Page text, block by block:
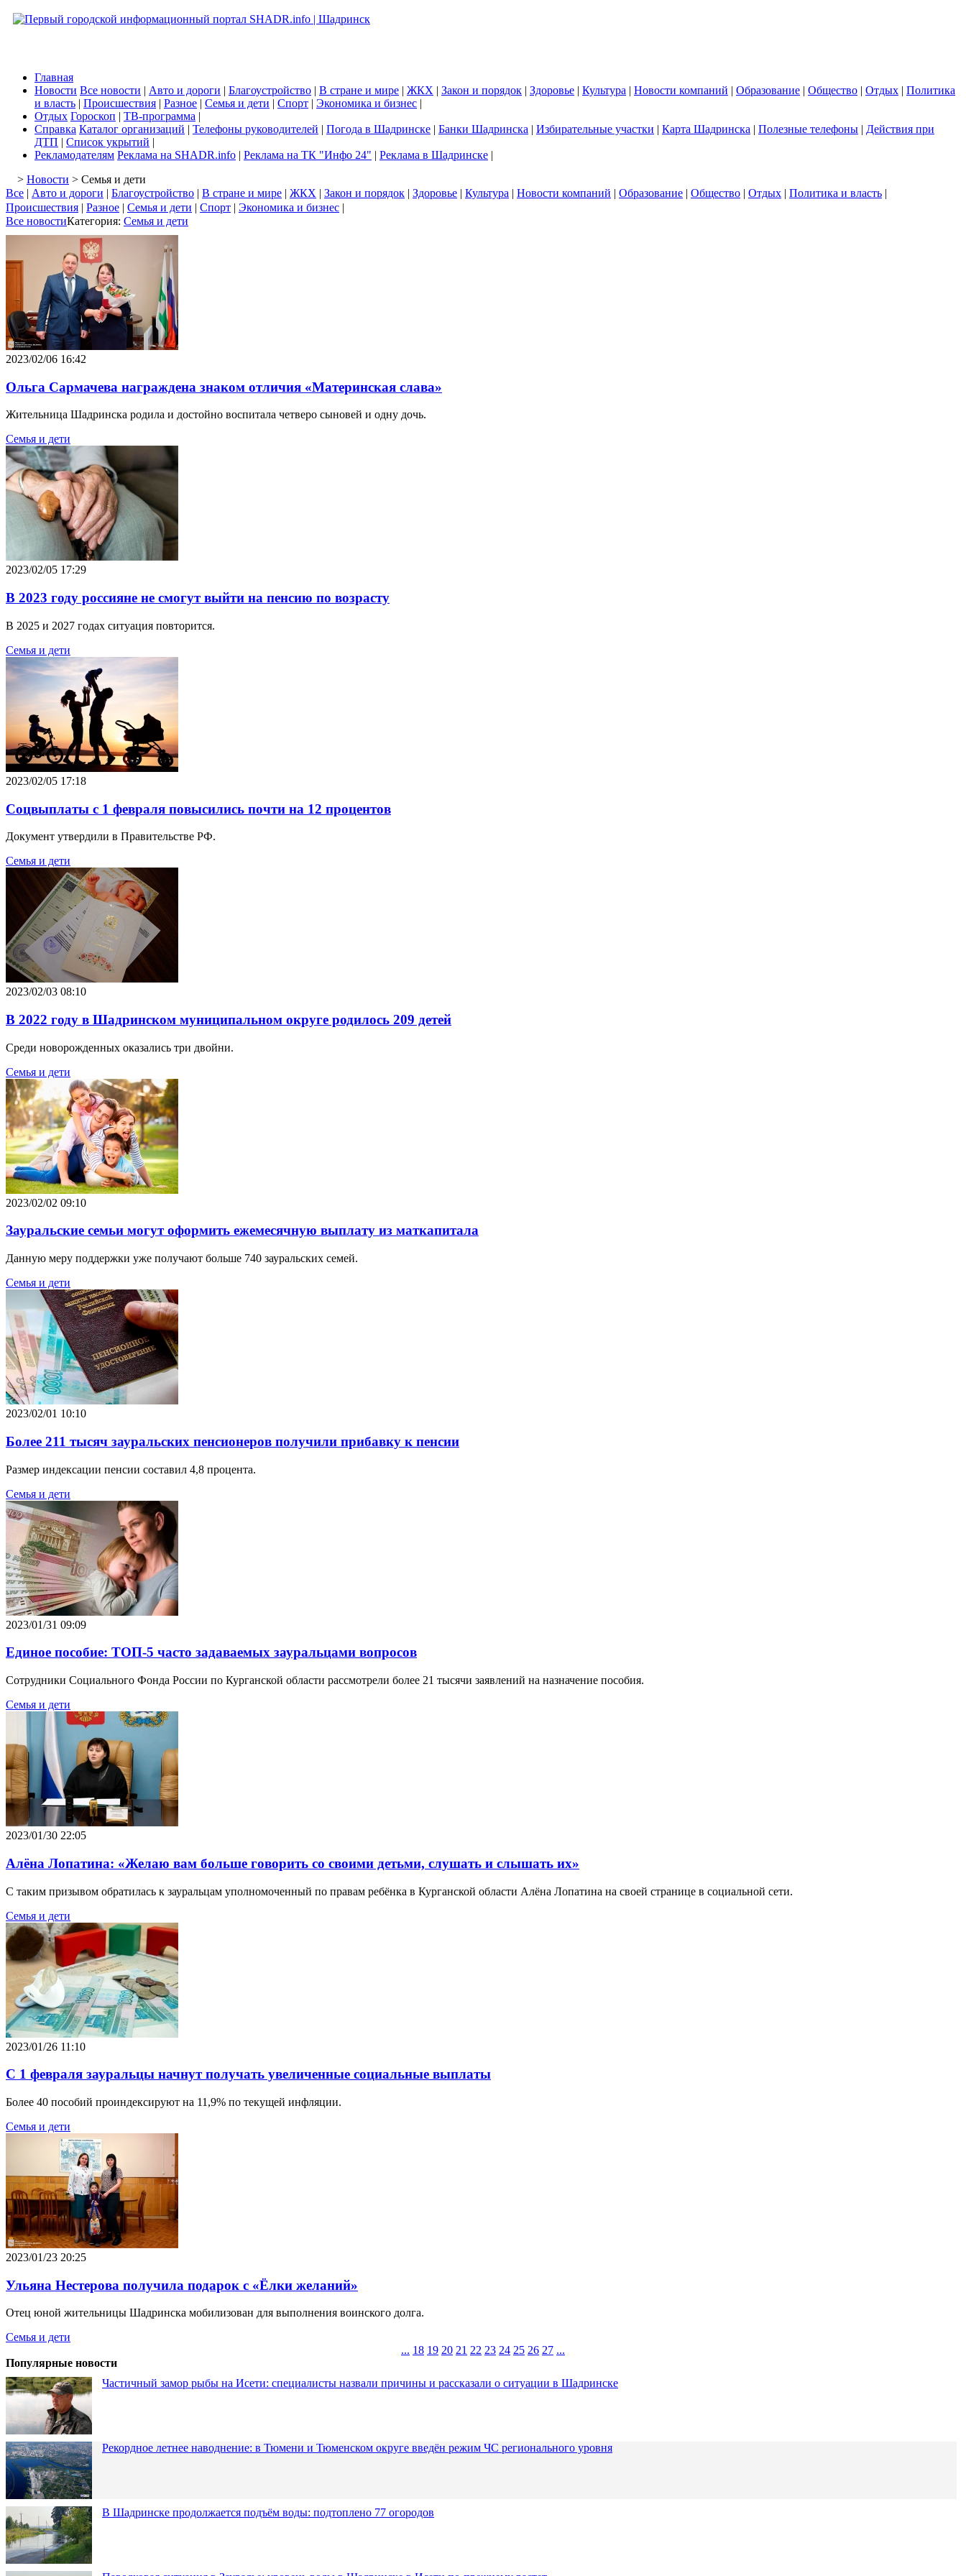
Главная
Новости Все новости | Авто и дороги | Благоустройство | В стране и мире | ЖКХ | Закон и порядок | Здоровье | Культура | Новости компаний | Образование | Общество | Отдых | Политика
и власть | Происшествия | Разное | Семья и дети | Спорт | Экономика и бизнес |
Отдых Гороскоп | ТВ-программа |
Справка Каталог организаций | Телефоны руководителей | Погода в Шадринске | Банки Шадринска | Избирательные участки | Карта Шадринска | Полезные телефоны | Действия при
ДТП | Список укрытий |
Рекламодателям Реклама на SHADR.info | Реклама на ТК "Инфо 24" | Реклама в Шадринске |
> Новости > Семья и дети
Все | Авто и дороги | Благоустройство | В стране и мире | ЖКХ | Закон и порядок | Здоровье | Культура | Новости компаний | Образование | Общество | Отдых | Политика и власть |
Происшествия | Разное | Семья и дети | Спорт | Экономика и бизнес |
Все новостиКатегория: Семья и дети
2023/02/06 16:42
Ольга Сармачева награждена знаком отличия «Материнская слава»
Жительница Шадринска родила и достойно воспитала четверо сыновей и одну дочь.
Семья и дети
2023/02/05 17:29
В 2023 году россияне не смогут выйти на пенсию по возрасту
В 2025 и 2027 годах ситуация повторится.
Семья и дети
2023/02/05 17:18
Соцвыплаты с 1 февраля повысились почти на 12 процентов
Документ утвердили в Правительстве РФ.
Семья и дети
2023/02/03 08:10
В 2022 году в Шадринском муниципальном округе родилось 209 детей
Среди новорожденных оказались три двойни.
Семья и дети
2023/02/02 09:10
Зауральские семьи могут оформить ежемесячную выплату из маткапитала
Данную меру поддержки уже получают больше 740 зауральских семей.
Семья и дети
2023/02/01 10:10
Более 211 тысяч зауральских пенсионеров получили прибавку к пенсии
Размер индексации пенсии составил 4,8 процента.
Семья и дети
2023/01/31 09:09
Единое пособие: ТОП-5 часто задаваемых зауральцами вопросов
Сотрудники Социального Фонда России по Курганской области рассмотрели более 21 тысячи заявлений на назначение пособия.
Семья и дети
2023/01/30 22:05
Алёна Лопатина: «Желаю вам больше говорить со своими детьми, слушать и слышать их»
С таким призывом обратилась к зауральцам уполномоченный по правам ребёнка в Курганской области Алёна Лопатина на своей странице в социальной сети.
Семья и дети
2023/01/26 11:10
С 1 февраля зауральцы начнут получать увеличенные социальные выплаты
Более 40 пособий проиндексируют на 11,9% по текущей инфляции.
Семья и дети
2023/01/23 20:25
Ульяна Нестерова получила подарок с «Ёлки желаний»
Отец юной жительницы Шадринска мобилизован для выполнения воинского долга.
Семья и дети
... 18 19 20 21 22 23 24 25 26 27 ...
Популярные новости
Частичный замор рыбы на Исети: специалисты назвали причины и рассказали о ситуации в Шадринске
Рекордное летнее наводнение: в Тюмени и Тюменском округе введён режим ЧС регионального уровня
В Шадринске продолжается подъём воды: подтоплено 77 огородов